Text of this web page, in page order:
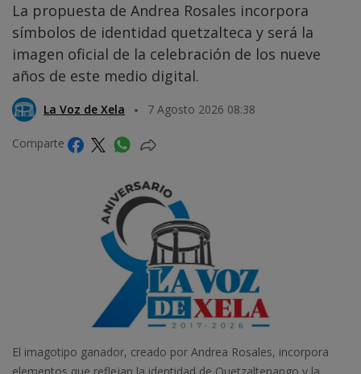
La propuesta de Andrea Rosales incorpora
símbolos de identidad quetzalteca y será la
imagen oficial de la celebración de los nueve
años de este medio digital.
La Voz de Xela 7 Agosto 2026 08:38
Comparte
El imagotipo ganador, creado por Andrea Rosales, incorpora